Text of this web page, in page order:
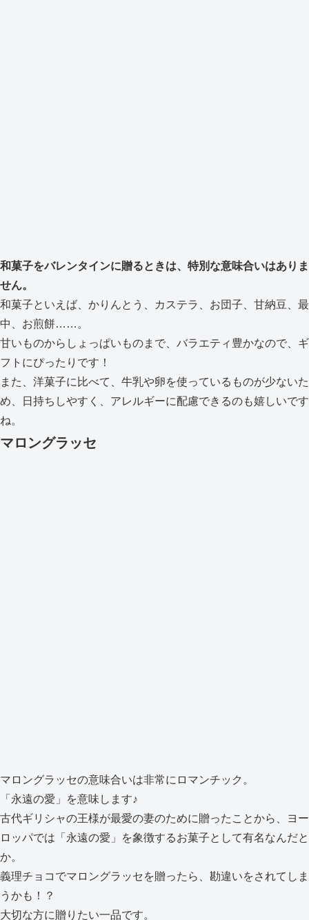
和菓子をバレンタインに贈るときは、特別な意味合いはありま
せん。
和菓子といえば、かりんとう、カステラ、お団子、甘納豆、最
中、お煎餅……。
甘いものからしょっぱいものまで、バラエティ豊かなので、ギ
フトにぴったりです！
また、洋菓子に比べて、牛乳や卵を使っているものが少ないた
め、日持ちしやすく、アレルギーに配慮できるのも嬉しいです
ね。
マロングラッセ
マロングラッセの意味合いは非常にロマンチック。
「永遠の愛」を意味します♪
古代ギリシャの王様が最愛の妻のために贈ったことから、ヨー
ロッパでは「永遠の愛」を象徴するお菓子として有名なんだと
か。
義理チョコでマロングラッセを贈ったら、勘違いをされてしま
うかも！？
大切な方に贈りたい一品です。